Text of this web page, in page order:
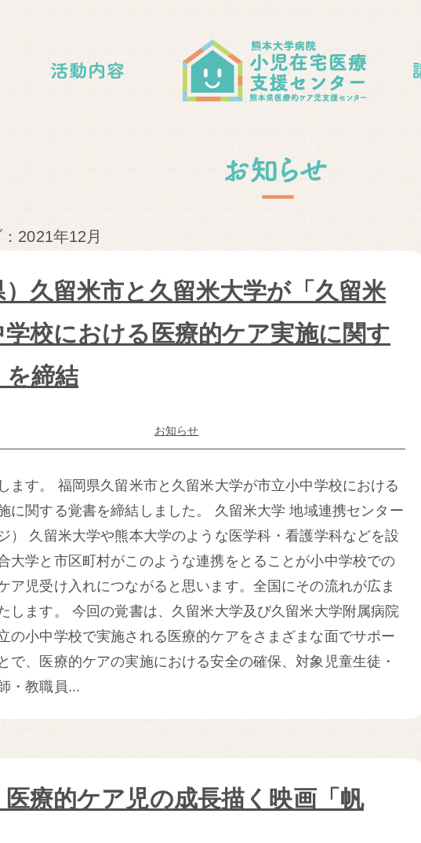
2021年12月
）久留米市と久留米大学が「久留米
学校における医療的ケア実施に関す
を締結
お知らせ
ます。 福岡県久留米市と久留米大学が市立小中学校における
に関する覚書を締結しました。 久留米大学 地域連携センター
） 久留米大学や熊本大学のような医学科・看護学科などを設
大学と市区町村がこのような連携をとることが小中学校での
ア児受け入れにつながると思います。全国にその流れが広ま
します。 今回の覚書は、久留米大学及び久留米大学附属病院
の小中学校で実施される医療的ケアをさまざまな面でサポー
で、医療的ケアの実施における安全の確保、対象児童生徒・
・教職員...
医療的ケア児の成長描く映画「帆